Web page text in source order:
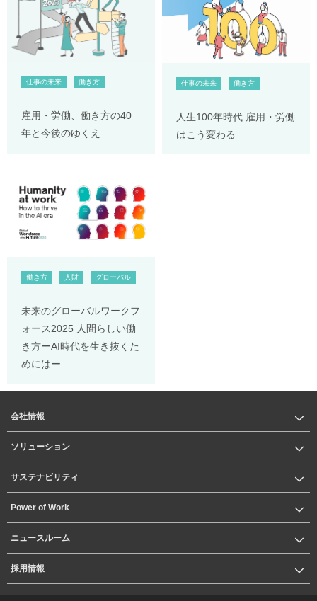
仕事の未来 働き方
雇用・労働、働き方の40
年と今後のゆくえ
仕事の未来 働き方
人生100年時代 雇用・労働
はこう変わる
働き方 人財 グローバル
未来のグローバルワークフ
ォース2025 人間らしい働
き方ーAI時代を生き抜くた
めにはー
会社情報
ソリューション
サステナビリティ
Power of Work
ニュースルーム
採用情報